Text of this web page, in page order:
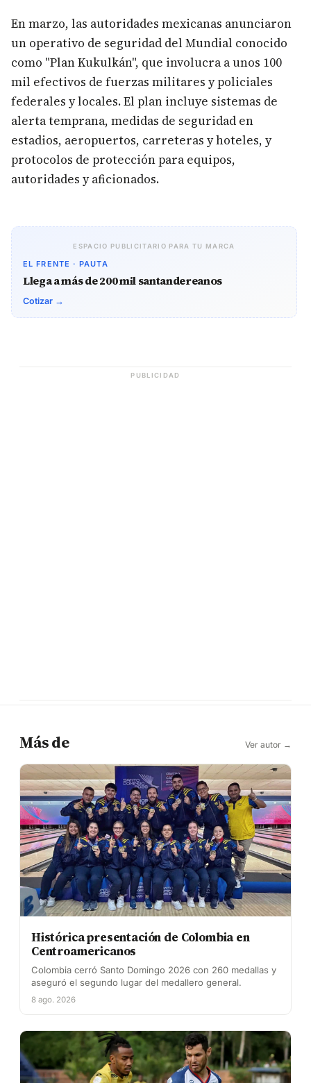
En marzo, las autoridades mexicanas anunciaron
un operativo de seguridad del Mundial conocido
como "Plan Kukulkán", que involucra a unos 100
mil efectivos de fuerzas militares y policiales
federales y locales. El plan incluye sistemas de
alerta temprana, medidas de seguridad en
estadios, aeropuertos, carreteras y hoteles, y
protocolos de protección para equipos,
autoridades y aficionados.
ESPACIO PUBLICITARIO PARA TU MARCA
EL FRENTE · PAUTA
Llega a más de 200 mil santandereanos
Cotizar →
PUBLICIDAD
Más de Ver autor →
Histórica presentación de Colombia en
Centroamericanos
Colombia cerró Santo Domingo 2026 con 260 medallas y
aseguró el segundo lugar del medallero general.
8 ago. 2026